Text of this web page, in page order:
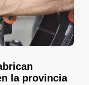
la provincia